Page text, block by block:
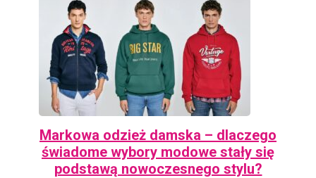
Markowa odzież damska – dlaczego
świadome wybory modowe stały się
podstawą nowoczesnego stylu?